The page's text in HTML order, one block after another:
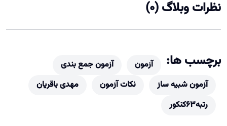
نظرات وبلاگ (0)
برچسب ها: آزمون
آزمون جمع بندی
آزمون شبیه ساز
نکات آزمون
مهدی باقریان
رتبه63کنکور